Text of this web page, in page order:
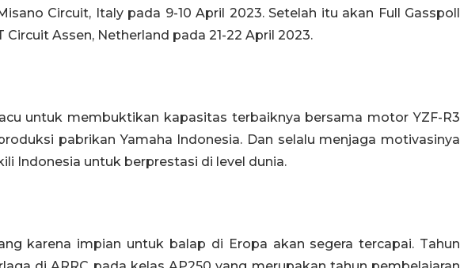
Circuit, Italy pada 9-10 April 2023. Setelah itu akan Full Gasspoll
Circuit Assen, Netherland pada 21-22 April 2023.
untuk membuktikan kapasitas terbaiknya bersama motor YZF-R3
pabrikan Yamaha Indonesia. Dan selalu menjaga motivasinya
Indonesia untuk berprestasi di level dunia.
karena impian untuk balap di Eropa akan segera tercapai. Tahun